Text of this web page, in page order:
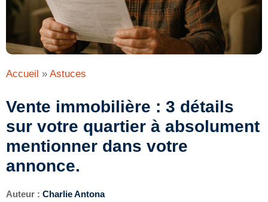
Accueil » Astuces
Vente immobilière : 3 détails
sur votre quartier à absolument
mentionner dans votre
annonce.
Auteur : Charlie Antona